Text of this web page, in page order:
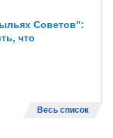
Советов":
что
Весь список